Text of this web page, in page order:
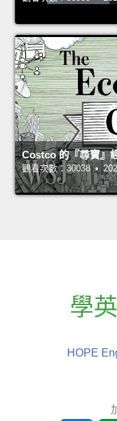
Costco 的『尋寶』
觀看次數：30038 •
學
HOPE